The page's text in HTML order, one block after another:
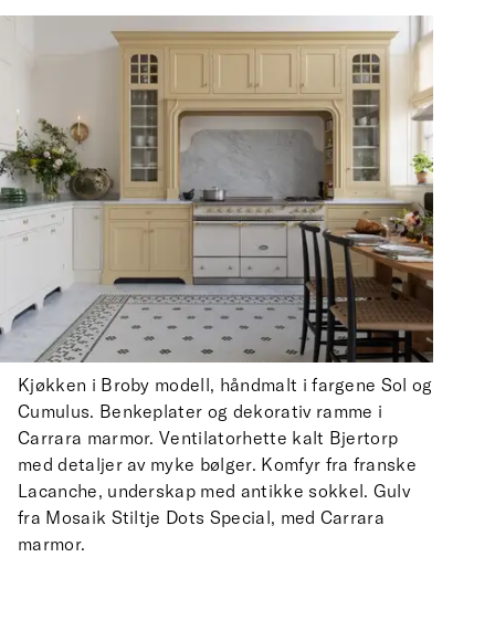
Kjøkken i Broby modell, håndmalt i fargene Sol og
Cumulus. Benkeplater og dekorativ ramme i
Carrara marmor. Ventilatorhette kalt Bjertorp
med detaljer av myke bølger. Komfyr fra franske
Lacanche, underskap med antikke sokkel. Gulv
fra Mosaik Stiltje Dots Special, med Carrara
marmor.